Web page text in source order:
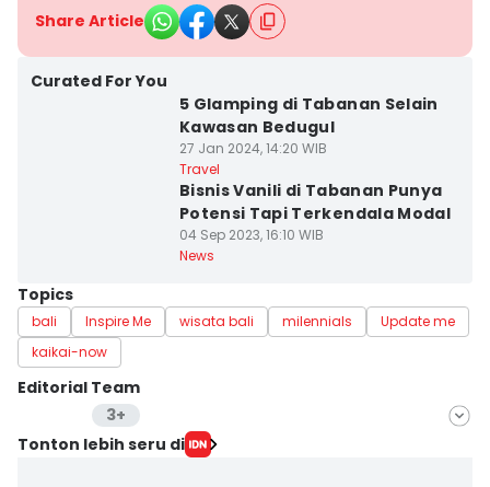
Share Article
Curated For You
5 Glamping di Tabanan Selain
Kawasan Bedugul
27 Jan 2024, 14:20 WIB
Travel
Bisnis Vanili di Tabanan Punya
Potensi Tapi Terkendala Modal
04 Sep 2023, 16:10 WIB
News
Topics
bali Inspire Me wisata bali milennials
Update me
kaikai-now
Editorial Team
3+
Editor
Tonton lebih seru di